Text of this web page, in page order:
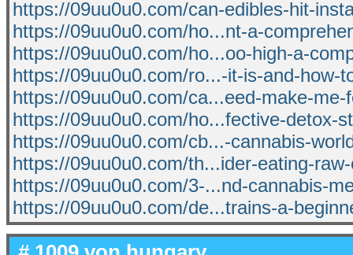
https://09uu0u0.com/can-edibles-hit-
https://09uu0u0.com/ho...nt-a-
https://09uu0u0.com/ho...oo-high-a-
https://09uu0u0.com/ro...-it-is-and-how-
https://09uu0u0.com/ca...eed-make-me-
https://09uu0u0.com/ho...fective-detox-
https://09uu0u0.com/cb...-cannabis-
https://09uu0u0.com/th...ider-eating-
https://09uu0u0.com/3-...nd-cannabis-
https://09uu0u0.com/de...trains-a-